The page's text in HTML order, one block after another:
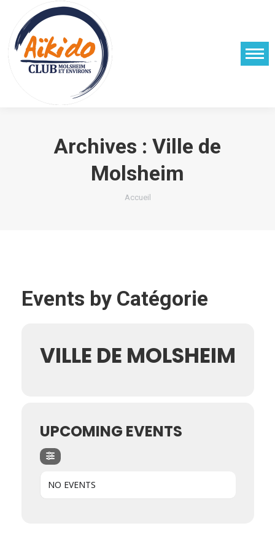
Archives : Ville de
Molsheim
Vous êtes ici :
Accueil
Events by Catégorie
VILLE DE MOLSHEIM
UPCOMING EVENTS
NO EVENTS